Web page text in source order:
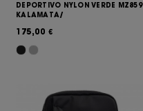
DEPORTIVO NYLON VERDE MZ859
KALAMATA/
175,00 €